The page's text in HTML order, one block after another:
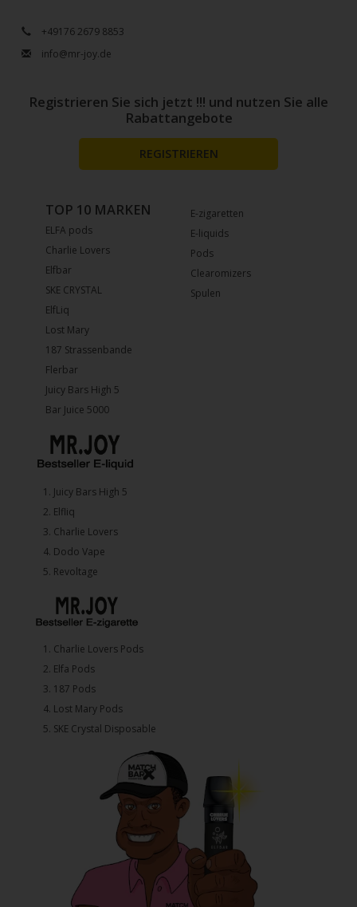
+49176 2679 8853
info@mr-joy.de
E-zigaretten
E-liquids
Pods
Clearomizers
Spulen
TOP 10 MARKEN
ELFA pods
Charlie Lovers
Elfbar
SKE CRYSTAL
ElfLiq
Lost Mary
187 Strassenbande
Flerbar
Juicy Bars High 5
Bar Juice 5000
1.⁠ ⁠Juicy Bars High 5
2.⁠ ⁠⁠Elfliq
3.⁠ ⁠⁠Charlie Lovers
4.⁠ ⁠⁠Dodo Vape
5. ⁠Revoltage
1.⁠ ⁠Charlie Lovers Pods
2.⁠ ⁠⁠Elfa Pods
3.⁠ ⁠⁠187 Pods
4.⁠ ⁠⁠Lost Mary Pods
5.⁠ ⁠⁠SKE Crystal Disposable
Registrieren Sie sich jetzt !!! und nutzen Sie alle
Rabattangebote
REGISTRIEREN